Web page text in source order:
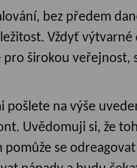
bez předem
Vždyť
širokou veřejnost,
pošlete na výše
Uvědomuji si, že
pomůže se